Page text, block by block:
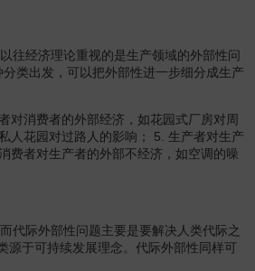
往经济理论重视的是生产领域的外部性问
分类出发，可以把外部性进一步细分成生产
消费者的外部经济，如花园式厂房对周
人花园对过路人的影响； 5. 生产者对生产
费者对生产者的外部不经济，如空调的噪
际外部性问题主要是要解决人类代际之
源于可持续发展理念。代际外部性同样可